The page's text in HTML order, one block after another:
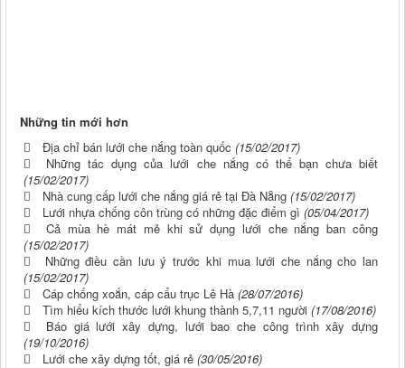
Những tin mới hơn
Địa chỉ bán lưới che nắng toàn quốc (15/02/2017)
Những tác dụng của lưới che nắng có thể bạn chưa biết
(15/02/2017)
Nhà cung cấp lưới che nắng giá rẻ tại Đà Nẵng (15/02/2017)
Lưới nhựa chống côn trùng có những đặc điểm gì (05/04/2017)
Cả mùa hè mát mẻ khi sử dụng lưới che nắng ban công
(15/02/2017)
Những điều cần lưu ý trước khi mua lưới che nắng cho lan
(15/02/2017)
Cáp chống xoắn, cáp cẩu trục Lê Hà (28/07/2016)
Tìm hiểu kích thước lưới khung thành 5,7,11 người (17/08/2016)
Báo giá lưới xây dựng, lưới bao che công trình xây dựng
(19/10/2016)
Lưới che xây dựng tốt, giá rẻ (30/05/2016)